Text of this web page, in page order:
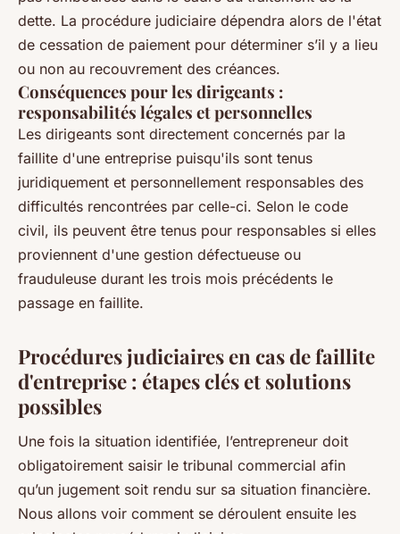
dette. La procédure judiciaire dépendra alors de l'état
de cessation de paiement pour déterminer s’il y a lieu
ou non au recouvrement des créances.
Conséquences pour les dirigeants :
responsabilités légales et personnelles
Les dirigeants sont directement concernés par la
faillite d'une entreprise puisqu'ils sont tenus
juridiquement et personnellement responsables des
difficultés rencontrées par celle-ci. Selon le code
civil, ils peuvent être tenus pour responsables si elles
proviennent d'une gestion défectueuse ou
frauduleuse durant les trois mois précédents le
passage en faillite.
Procédures judiciaires en cas de faillite
d'entreprise : étapes clés et solutions
possibles
Une fois la situation identifiée, l’entrepreneur doit
obligatoirement saisir le tribunal commercial afin
qu’un jugement soit rendu sur sa situation financière.
Nous allons voir comment se déroulent ensuite les